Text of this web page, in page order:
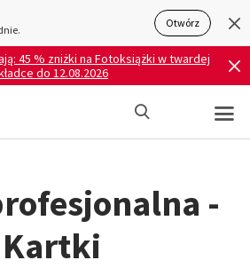
Otwórz
45 % zniżki na Fotoksiążki w twardej
do 12.08.2026
-
Kartki